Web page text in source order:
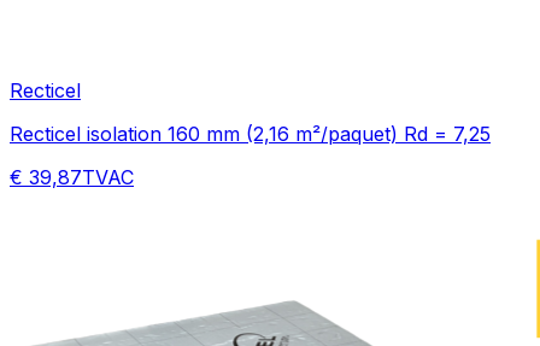
Recticel
Recticel isolation 160 mm (2,16 m²/paquet) Rd = 7,25
€ 39,87TVAC